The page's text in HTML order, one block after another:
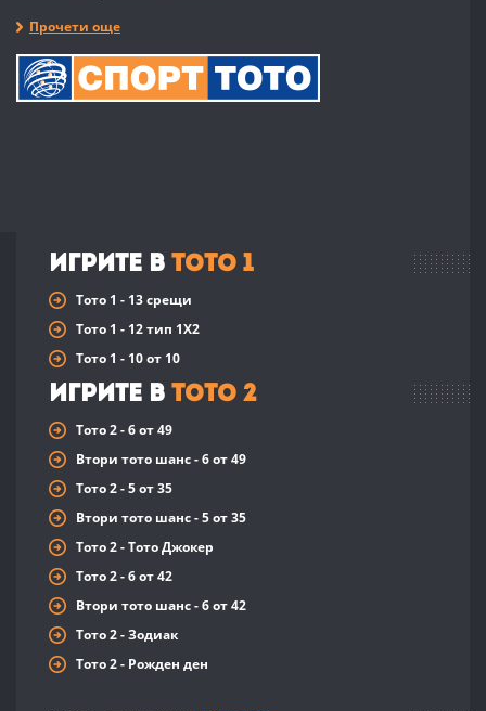
Прочети още
Игрите в Тото 1
Тото 1 - 13 срещи
Тото 1 - 12 тип 1X2
Тото 1 - 10 от 10
Игрите в Тото 2
Тото 2 - 6 от 49
Втори тото шанс - 6 от 49
Тото 2 - 5 от 35
Втори тото шанс - 5 от 35
Тото 2 - Тото Джокер
Тото 2 - 6 от 42
Втори тото шанс - 6 от 42
Тото 2 - Зодиак
Тото 2 - Рожден ден